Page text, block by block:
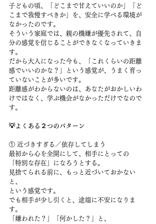
子どもの頃、「どこまで甘えていいのか」「ど
こまで我慢すべきか」を、安全に学べる環境が
なかったのです。
そういう家庭では、親の機嫌が優先されて、自
分の感覚を信じることができなくなっていきま
す。
だから大人になった今も、「これくらいの距離
感でいいのかな？」という感覚が、うまく育っ
ていないことが多いです。
距離感がわからないのは、あなたがおかしいわ
けではなく、学ぶ機会がなかっただけでなので
す。
💡よくある２つのパターン
① 近づきすぎる／依存してしまう
最初から心を全開にして、相手にとっての
「特別な存在」になろうとする。
見捨てられる前に、もっと近づいておかない
と、
という感覚です。
でも相手が少し引くと、途端に不安になりま
す。
「嫌われた？」「何かした？」と、